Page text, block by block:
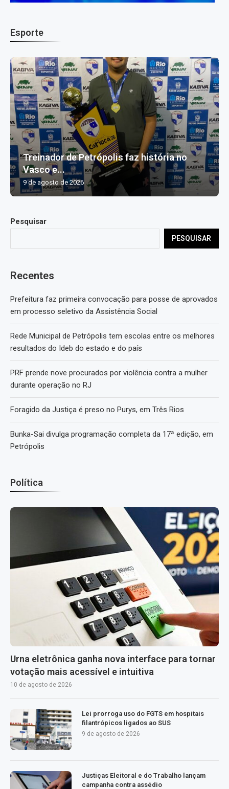
Pesquisar
PESQUISAR
Recentes
Prefeitura faz primeira convocação para posse de aprovados
em processo seletivo da Assistência Social
Rede Municipal de Petrópolis tem escolas entre os melhores
resultados do Ideb do estado e do país
PRF prende nove procurados por violência contra a mulher
durante operação no RJ
Foragido da Justiça é preso no Purys, em Três Rios
Bunka-Sai divulga programação completa da 17ª edição, em
Petrópolis
Política
Urna eletrônica ganha nova interface para tornar
votação mais acessível e intuitiva
10 de agosto de 2026
Lei prorroga uso do FGTS em hospitais
filantrópicos ligados ao SUS
9 de agosto de 2026
Justiças Eleitoral e do Trabalho lançam
campanha contra assédio
Esporte
Treinador de Petrópolis faz história no
Vasco e...
9 de agosto de 2026